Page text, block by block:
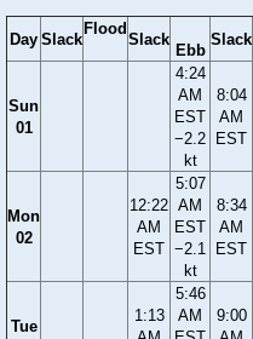
Day Slack
Flood
Slack
Ebb
Slack
Sun
01
4:24
AM
EST
−2.2
kt
8:04
AM
EST
Mon
02
12:22
AM
EST
5:07
AM
EST
−2.1
kt
8:34
AM
EST
Tue
1:13
5:46
AM
9:00